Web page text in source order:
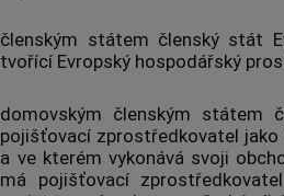
členským státem členský stát
tvořící Evropský hospodářský
domovským členským státem
pojišťovací zprostředkovatel
a ve kterém vykonává svoji
má pojišťovací zprostředkovatel